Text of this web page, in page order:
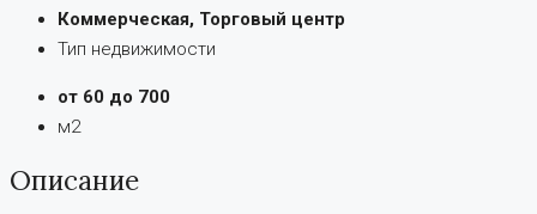
Коммерческая, Торговый центр
Тип недвижимости
от 60 до 700
м2
Описание